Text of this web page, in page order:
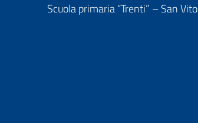
Scuola primaria “Trenti” – San Vito